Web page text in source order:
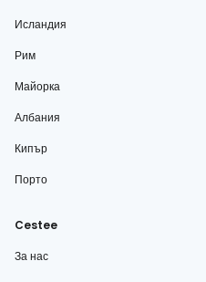
Исландия
Рим
Майорка
Албания
Кипър
Порто
Cestee
За нас